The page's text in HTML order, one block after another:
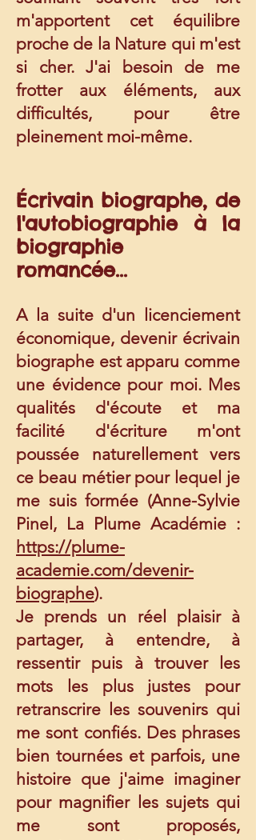
m'apportent cet équilibre
proche de la Nature qui m'est
si cher. J'ai besoin de me
frotter aux éléments, aux
difficultés, pour être
pleinement moi-même.
Écrivain biographe, de
l'autobiographie à la
biographie
romancée...
A la suite d'un licenciement
économique, devenir écrivain
biographe est apparu comme
une évidence pour moi. Mes
qualités d'écoute et ma
facilité d'écriture m'ont
poussée naturellement vers
ce beau métier pour lequel je
me suis formée (Anne-Sylvie
Pinel, La Plume Académie :
https://plume-
academie.com/devenir-
biographe).
Je prends un réel plaisir à
partager, à entendre, à
ressentir puis à trouver les
mots les plus justes pour
retranscrire les souvenirs qui
me sont confiés. Des phrases
bien tournées et parfois, une
histoire que j'aime imaginer
pour magnifier les sujets qui
me sont proposés,